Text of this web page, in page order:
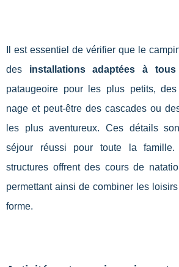
Il est essentiel de vérifier que le
des installations adaptées à
pataugeoire pour les plus petits,
nage et peut-être des cascades ou
les plus aventureux. Ces détails
séjour réussi pour toute la famille.
structures offrent des cours de
permettant ainsi de combiner les
forme.